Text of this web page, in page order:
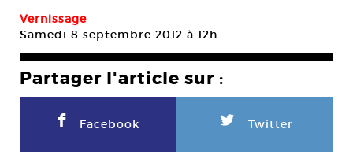
Vernissage
Samedi 8 septembre 2012 à 12h
Partager l'article sur :
F Facebook L Twitter